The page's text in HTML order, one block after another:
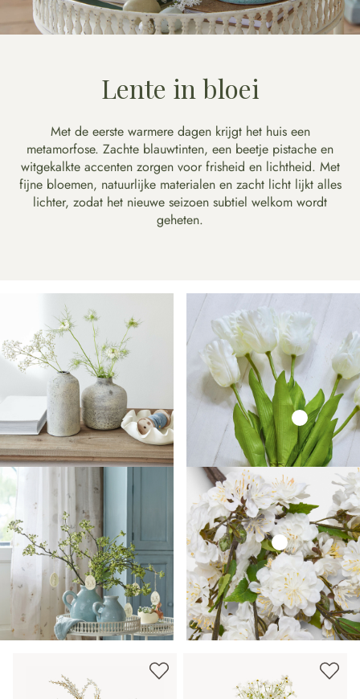
Lente in bloei
Met de eerste warmere dagen krijgt het huis een
metamorfose. Zachte blauwtinten, een beetje pistache en
witgekalkte accenten zorgen voor frisheid en lichtheid. Met
fijne bloemen, natuurlijke materialen en zacht licht lijkt alles
lichter, zodat het nieuwe seizoen subtiel welkom wordt
geheten.